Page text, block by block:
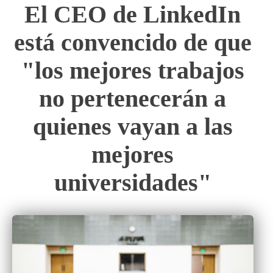
El CEO de LinkedIn
está convencido de que
"los mejores trabajos
no pertenecerán a
quienes vayan a las
mejores
universidades"